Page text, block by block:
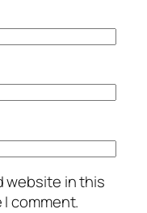
website in this
comment.